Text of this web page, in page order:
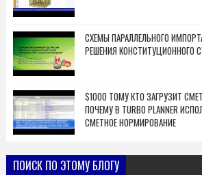
СХЕМЫ ПАРАЛЛЕЛЬНОГО ИМПОРТА
РЕШЕНИЯ КОНСТИТУЦИОННОГО
$1000 ТОМУ КТО ЗАГРУЗИТ
ПОЧЕМУ В TURBO PLANNER
СМЕТНОЕ НОРМИРОВАНИЕ
ПОИСК ПО ЭТОМУ БЛОГУ